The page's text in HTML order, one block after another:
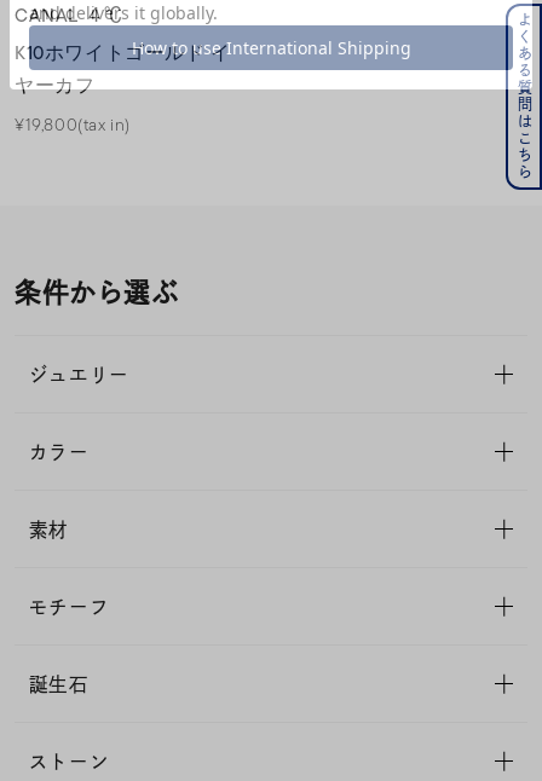
CANAL ４℃
K10ホワイトゴールド イ
ヤーカフ
¥19,800(tax in)
条件から選ぶ
ジュエリー
カラー
素材
モチーフ
誕生石
ストーン
よくある質問はこちら